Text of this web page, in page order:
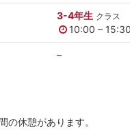
3-4年生 クラス
10:00 – 15:30
–
休憩があります。